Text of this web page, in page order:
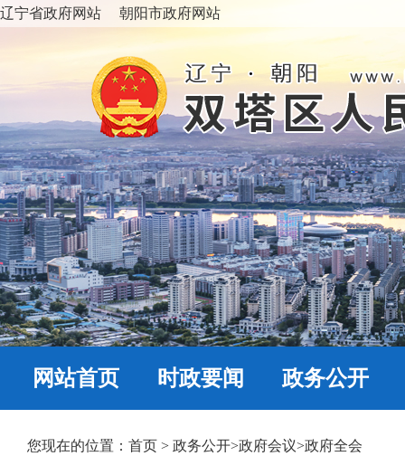
辽宁省政府网站 朝阳市政府网站
网站首页 时政要闻 政务公开
您现在的位置： 首页 > 政务公开>政府会议>政府全会